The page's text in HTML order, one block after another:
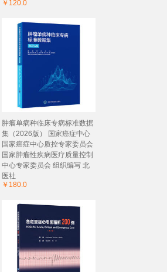
￥120.0
肿瘤单病种临床专病标准数据
集（2026版） 国家癌症中心
国家癌症中心质控专家委员会
国家肿瘤性疾病医疗质量控制
中心专家委员会 组织编写 北
医社
￥180.0